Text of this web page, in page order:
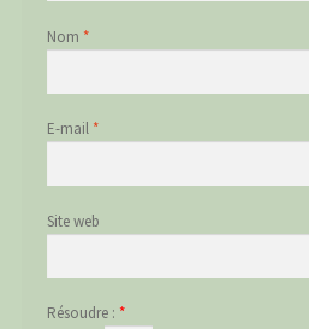
Nom *
E-mail *
Site web
Résoudre : *